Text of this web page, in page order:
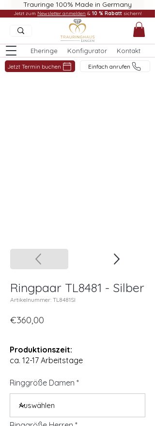
Trauringe 100% Made in Germany
Eheringe Konfigurator Kontakt
Jetzt Termin buchen Einfach anrufen
Jetzt zum Newsletter anmelden & 10 % Rabatt sichern!
Ringpaar TL8481 - Silber
Artikelnummer: TL8481SI
€360,00
Produktionszeit:
ca. 12-17 Arbeitstage
Ringgröße Damen